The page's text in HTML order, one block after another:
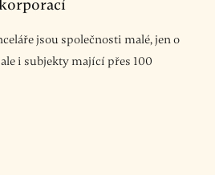
jsou společnosti malé, jen o
i subjekty mající přes 100